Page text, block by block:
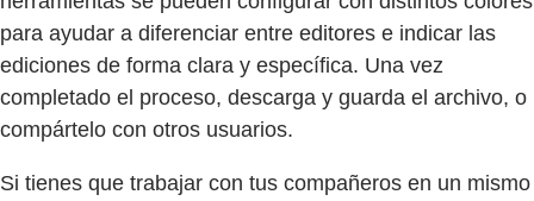
para ayudar a diferenciar entre editores e indicar las
ediciones de forma clara y específica. Una vez
completado el proceso, descarga y guarda el archivo, o
compártelo con otros usuarios.
Si tienes que trabajar con tus compañeros en un mismo